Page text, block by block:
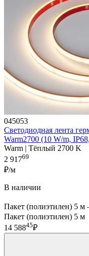
045053
Светодиодная лента
Warm2700 (10 W/m,
Warm | Тёплый 2700 K
2 91769
₽/м
В наличии
Пакет (полиэтилен) 5
Пакет (полиэтилен) 5 м
14 58845₽